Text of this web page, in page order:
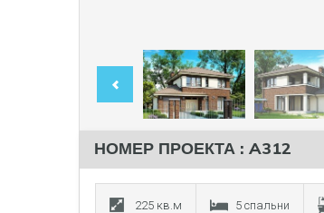
НОМЕР ПРОЕКТА : A312
225 кв.м 5 спальни